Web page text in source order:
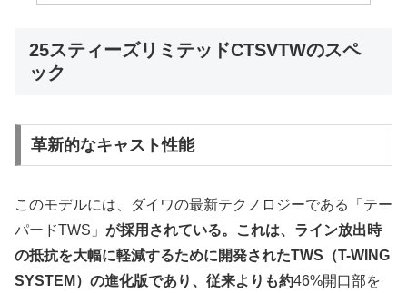
25スティーズリミテッドCTSVTWのスペ
ック
革新的なキャスト性能
このモデルには、ダイワの最新テクノロジーである「テー
パードTWS」 が採用されている。これは、ライン放出時
の抵抗を大幅に軽減するために開発されたTWS（T-WING
SYSTEM）の進化版であり、従来よりも約46%開口部を